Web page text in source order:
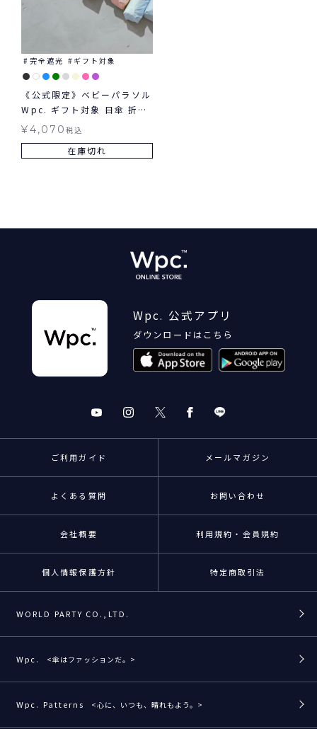
完全遮光 ギフト対象
《公式限定》ベビーパラソル
Wpc. ギフト対象 日傘 折り
たたみ 晴雨兼用
¥4,070税込
在庫切れ
Wpc. 公式アプリ
ダウンロードはこちら
ご利用ガイド メールマガジン
よくある質問 お問い合わせ
会社概要 利用規約・会員規約
個人情報保護方針 特定商取引法
WORLD PARTY CO.,LTD.
Wpc. <傘はファッションだ。>
Wpc. Patterns <心に、いつも、晴れもよう。>